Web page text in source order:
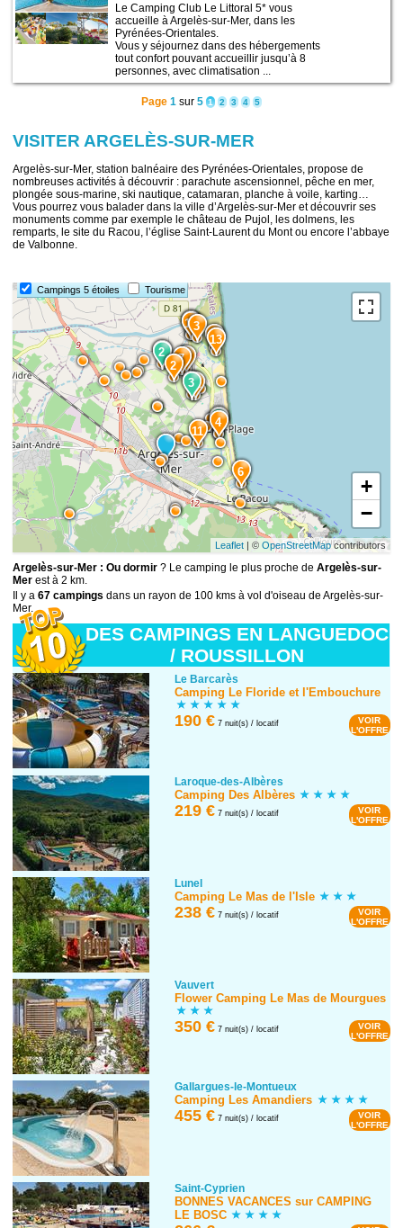
Le Camping Club Le Littoral 5* vous
accueille à Argelès-sur-Mer, dans les
Pyrénées-Orientales.
Vous y séjournez dans des hébergements
tout confort pouvant accueillir jusqu’à 8
personnes, avec climatisation ...
Page 1 sur 5 1 2 3 4 5
VISITER ARGELÈS-SUR-MER
Argelès-sur-Mer, station balnéaire des Pyrénées-Orientales, propose de
nombreuses activités à découvrir : parachute ascensionnel, pêche en mer,
plongée sous-marine, ski nautique, catamaran, planche à voile, karting…
Vous pourrez vous balader dans la ville d’Argelès-sur-Mer et découvrir ses
monuments comme par exemple le château de Pujol, les dolmens, les
remparts, le site du Racou, l’église Saint-Laurent du Mont ou encore l’abbaye
de Valbonne.
Campings 5 étoiles Tourisme
15
14
13
12
11
10
9 8
7
6
5
4
3
2
1
3
2
1
+
−
Leaflet| © OpenStreetMapcontributors
Argelès-sur-Mer : Ou dormir ? Le camping le plus proche deArgelès-sur-
Mer est à 2 km.
Il y a67 campings dans un rayon de 100 kms à vol d'oiseau de Argelès-sur-
Mer.
DES CAMPINGS EN LANGUEDOC
/ ROUSSILLON
Le Barcarès
Camping Le Floride et l'Embouchure
190 € 7 nuit(s) / locatif
VOIR
L'OFFRE
Laroque-des-Albères
Camping Des Albères
219 € 7 nuit(s) / locatif
VOIR
L'OFFRE
Lunel
Camping Le Mas de l'Isle
238 € 7 nuit(s) / locatif
VOIR
L'OFFRE
Vauvert
Flower Camping Le Mas de Mourgues
350 € 7 nuit(s) / locatif
VOIR
L'OFFRE
Gallargues-le-Montueux
Camping Les Amandiers
455 € 7 nuit(s) / locatif
VOIR
L'OFFRE
Saint-Cyprien
BONNES VACANCES sur CAMPING
LE BOSC